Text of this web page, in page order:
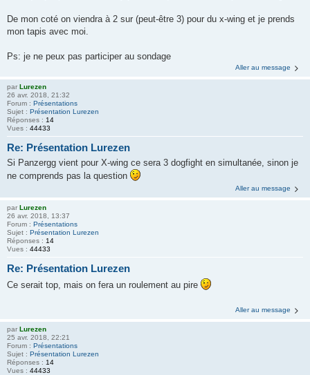
De mon coté on viendra à 2 sur (peut-être 3) pour du x-wing et je prends
mon tapis avec moi.
Ps: je ne peux pas participer au sondage
Aller au message
par Lurezen
26 avr. 2018, 21:32
Forum : Présentations
Sujet : Présentation Lurezen
Réponses : 14
Vues : 44433
Re: Présentation Lurezen
Si Panzergg vient pour X-wing ce sera 3 dogfight en simultanée, sinon je
ne comprends pas la question
Aller au message
par Lurezen
26 avr. 2018, 13:37
Forum : Présentations
Sujet : Présentation Lurezen
Réponses : 14
Vues : 44433
Re: Présentation Lurezen
Ce serait top, mais on fera un roulement au pire
Aller au message
par Lurezen
25 avr. 2018, 22:21
Forum : Présentations
Sujet : Présentation Lurezen
Réponses : 14
Vues : 44433